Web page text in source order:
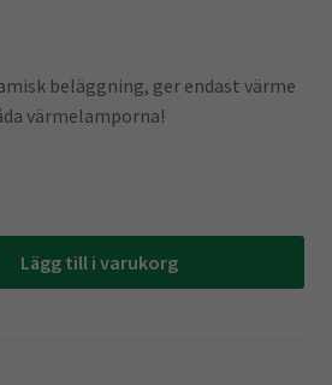
beläggning, ger endast värme
värmelamporna!
Lägg till i varukorg